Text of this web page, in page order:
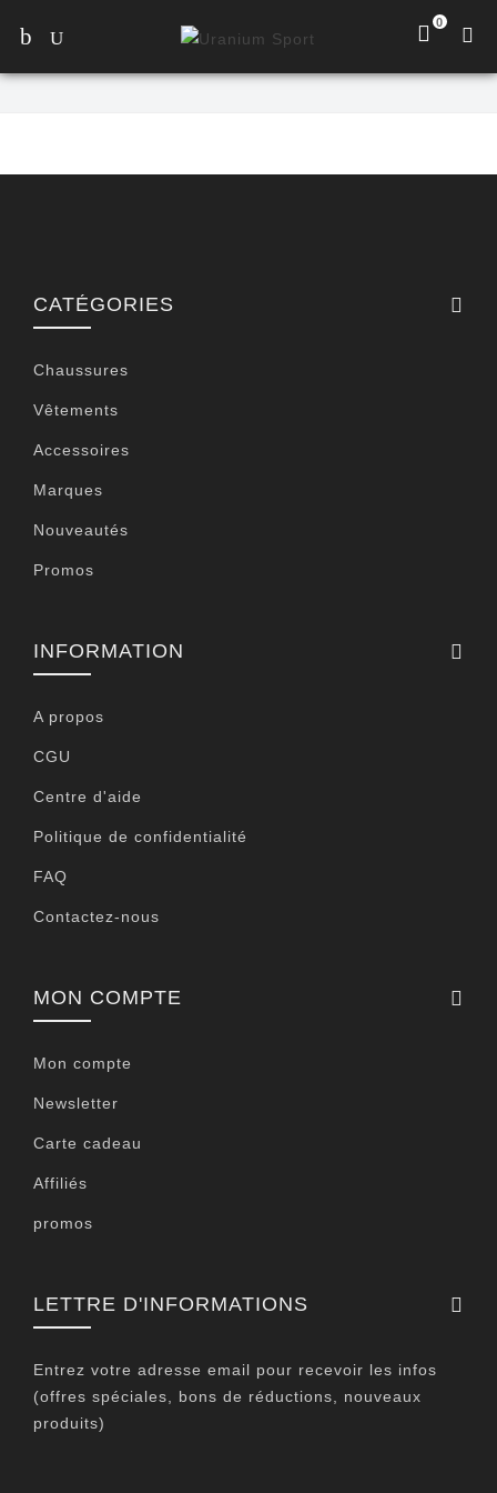
0
CATÉGORIES
Chaussures
Vêtements
Accessoires
Marques
Nouveautés
Promos
INFORMATION
A propos
CGU
Centre d'aide
Politique de confidentialité
FAQ
Contactez-nous
MON COMPTE
Mon compte
Newsletter
Carte cadeau
Affiliés
promos
LETTRE D'INFORMATIONS
Entrez votre adresse email pour recevoir les infos
(offres spéciales, bons de réductions, nouveaux
produits)